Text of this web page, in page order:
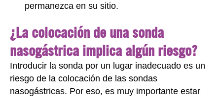
permanezca en su sitio.
¿La colocación de una sonda
nasogástrica implica algún riesgo?
Introducir la sonda por un lugar inadecuado es un
riesgo de la colocación de las sondas
nasogástricas. Por eso, es muy importante estar